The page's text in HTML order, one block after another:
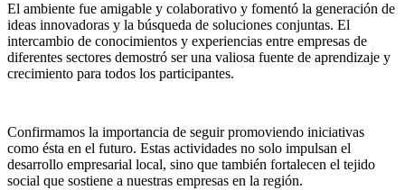
El ambiente fue amigable y colaborativo y fomentó la generación de
ideas innovadoras y la búsqueda de soluciones conjuntas. El
intercambio de conocimientos y experiencias entre empresas de
diferentes sectores demostró ser una valiosa fuente de aprendizaje y
crecimiento para todos los participantes.
Confirmamos la importancia de seguir promoviendo iniciativas
como ésta en el futuro. Estas actividades no solo impulsan el
desarrollo empresarial local, sino que también fortalecen el tejido
social que sostiene a nuestras empresas en la región.